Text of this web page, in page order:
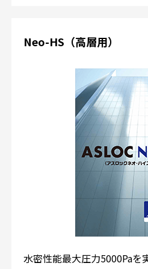
Neo-HS（高層用）
水密性能最大圧力5000Paを